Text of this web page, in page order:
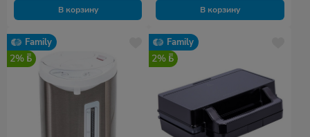
В корзину В корзину
Family
2%
Family
2%